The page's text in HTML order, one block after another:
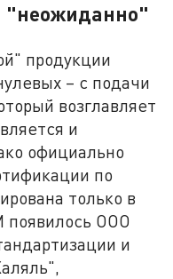
"неожиданно"
продукции
– с подачи
возглавляет
и
официально
по
только в
появилось ООО
и